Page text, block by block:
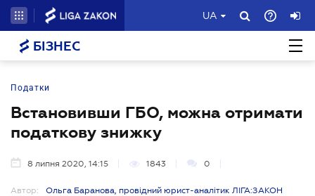
UA
БІЗНЕС
Податки
Встановивши ГБО, можна отримати
податкову знижку
8 липня 2020, 14:15 1843 0
Автор:
Ольга Баранова, провідний юрист-аналітик ЛІГА:ЗАКОН